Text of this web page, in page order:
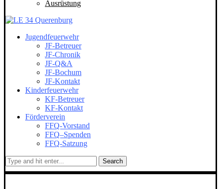
Ausrüstung
Jugendfeuerwehr
JF-Betreuer
JF-Chronik
JF-Q&A
JF-Bochum
JF-Kontakt
Kinderfeuerwehr
KF-Betreuer
KF-Kontakt
Förderverein
FFQ-Vorstand
FFQ–Spenden
FFQ-Satzung
Search